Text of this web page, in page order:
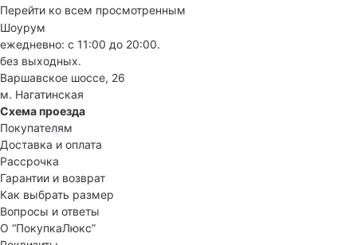
Перейти ко всем просмотренным
Шоурум
ежедневно: с 11:00 до 20:00.
без выходных.
Варшавское шоссе, 26
м. Нагатинская
Схема проезда
Покупателям
Доставка и оплата
Рассрочка
Гарантии и возврат
Как выбрать размер
Вопросы и ответы
О “ПокупкаЛюкс”